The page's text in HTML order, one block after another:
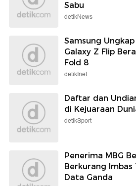
Sabu
detikNews
Samsung
Galaxy Z Flip
Fold 8
detikInet
Daftar dan
di Kejuaraan
detikSport
Penerima MBG
Berkurang Imbas
Data Ganda